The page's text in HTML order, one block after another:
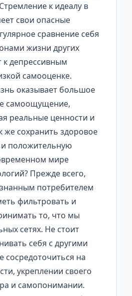
к идеалу в
свои опасные
сравнение себя
жизни других
депрессивным
самооценке.
оказывает большое
самоощущение,
реальные ценности и
же сохранить здоровое
положительную
мире
Прежде всего,
потребителем
фильтровать и
то, что мы
сетях. Не стоит
себя с другими
сосредоточиться на
укреплении своего
и самопонимании.